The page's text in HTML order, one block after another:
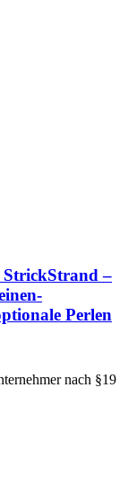
StrickStrand –
Perlen
nach §19